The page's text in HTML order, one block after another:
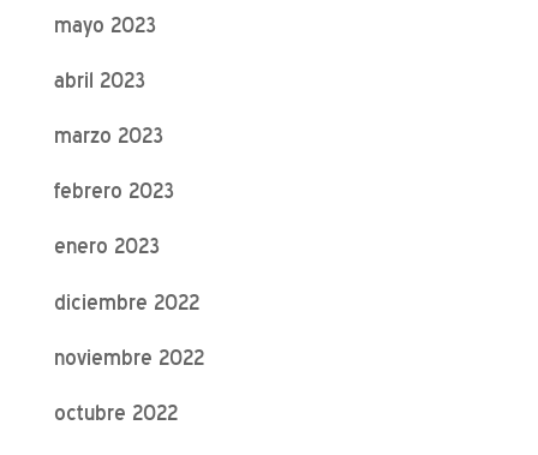
mayo 2023
abril 2023
marzo 2023
febrero 2023
enero 2023
diciembre 2022
noviembre 2022
octubre 2022